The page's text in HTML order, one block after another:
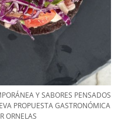
Y SABORES PENSADOS
PROPUESTA GASTRONÓMICA
ORNELAS